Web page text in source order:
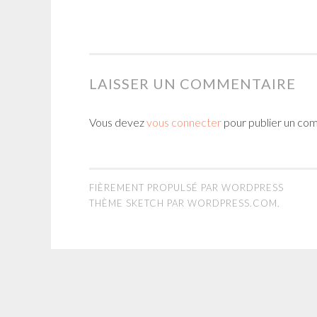
LAISSER UN COMMENTAIRE
Vous devezvous connecter pour publier un
FIÈREMENT PROPULSÉ PAR WORDPRESS
THÈME SKETCH PAR WORDPRESS.COM